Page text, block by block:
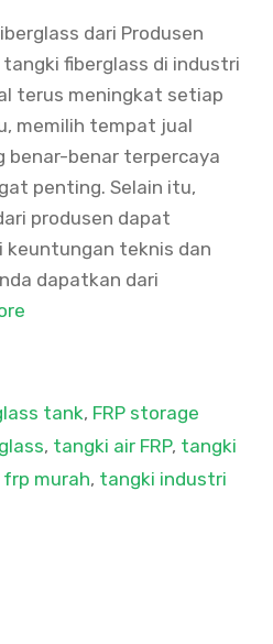
dari Produsen
fiberglass di industri
terus meningkat setiap
memilih tempat jual
benar-benar terpercaya
penting. Selain itu,
produsen dapat
keuntungan teknis dan
dapatkan dari
tank, FRP storage
, tangki air FRP, tangki
murah, tangki industri